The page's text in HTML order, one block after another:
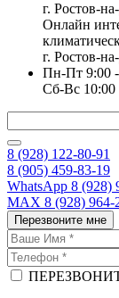
г. Ростов-
Онлайн
г. Ростов-
Пн-Пт 9:00
Сб-Вс 10:00
8 (928) 122-80-91
8 (905) 459-83-19
WhatsApp 8 (928)
MAX 8 (928) 964-
Перезвоните мне